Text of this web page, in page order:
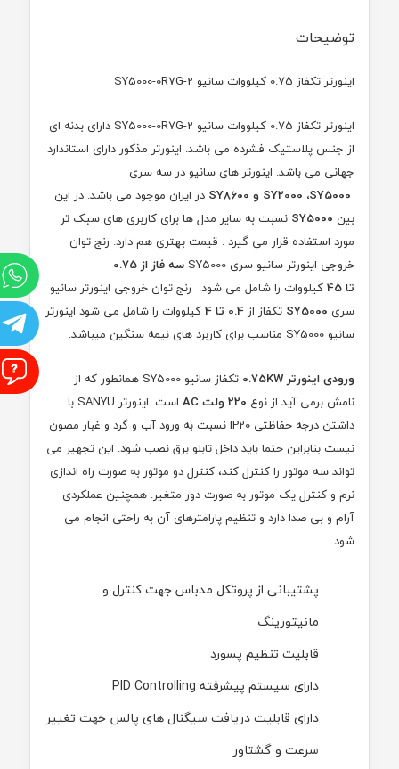
توضیحات
اینورتر تکفاز 0.75 کیلووات سانیو SY5000-0R7G-2
اینورتر تکفاز 0.75 کیلووات سانیو SY5000-0R7G-2 دارای بدنه ای
از جنس پلاستیک فشرده می باشد. اینورتر مذکور دارای استاندارد
جهانی می باشد. اینورتر های سانیو در سه سری
SY5000، SY2000 و SY8600 در ایران موجود می باشد. در این
بین SY5000 نسبت به سایر مدل ها برای کاربری های سبک تر
مورد استفاده قرار می گیرد . قیمت بهتری هم دارد. رنج توان
خروجی اینورتر سانیو سری SY5000
سه فاز از 0.75
تا45کیلووات را شامل می شود. رنج توان خروجی اینورتر سانیو
سری SY5000 تکفاز از 0.4 تا 4
کیلووات را شامل می شود اینورتر
سانیوSY5000 مناسب برای کاربرد های نیمه سنگین میباشد.
ورودی اینورتر0.75KW تکفاز سانیوSY5000 همانطور که از
نامش برمی آید از نوع 220 ولت AC است. اینورتر SANYU با
داشتن درجه حفاظتی IP20نسبت به ورود آب و گرد و غبار مصون
نیست بنابراین حتما باید داخل تابلو برق نصب شود. این تجهیز می
تواند سه موتور را کنترل کند، کنترل دو موتور به صورت راه اندازی
نرم و کنترل یک موتور به صورت دور متغیر. همچنین عملکردی
آرام و بی صدا دارد و تنظیم پارامترهای آن به راحتی انجام می
شود.
پشتیبانی از پروتکل مدباس جهت کنترل و
مانیتورینگ
قابلیت تنظیم پسورد
دارای سیستم پیشرفته PID Controlling
دارای قابلیت دریافت سیگنال های پالس جهت تغییر
سرعت و گشتاور